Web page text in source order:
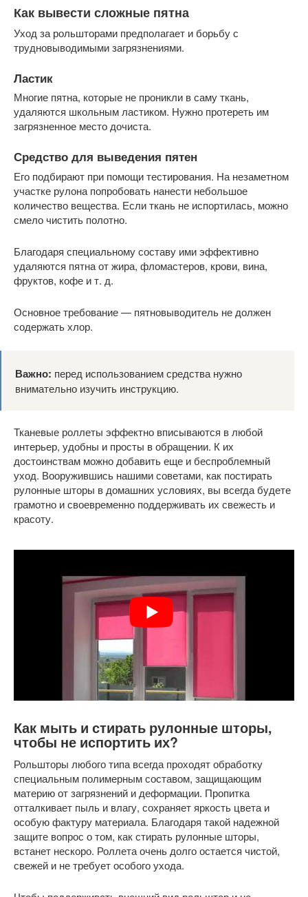
Как вывести сложные пятна
Уход за рольшторами предполагает и борьбу с
трудновыводимыми загрязнениями.
Ластик
Многие пятна, которые не проникли в саму ткань,
удаляются школьным ластиком. Нужно протереть им
загрязненное место дочиста.
Средство для выведения пятен
Его подбирают при помощи тестирования. На незаметном
участке рулона попробовать нанести небольшое
количество вещества. Если ткань не испортилась, можно
смело чистить полотно.
Благодаря специальному составу ими эффективно
удаляются пятна от жира, фломастеров, крови, вина,
фруктов, кофе и т. д.
Основное требование — пятновыводитель не должен
содержать хлор.
Важно: перед использованием средства нужно
внимательно изучить инструкцию.
Тканевые роллеты эффектно вписываются в любой
интерьер, удобны и просты в обращении. К их
достоинствам можно добавить еще и беспроблемный
уход. Вооружившись нашими советами, как постирать
рулонные шторы в домашних условиях, вы всегда будете
грамотно и своевременно поддерживать их свежесть и
красоту.
Как мыть и стирать рулонные шторы,
чтобы не испортить их?
Рольшторы любого типа всегда проходят обработку
специальным полимерным составом, защищающим
материю от загрязнений и деформации. Пропитка
отталкивает пыль и влагу, сохраняет яркость цвета и
особую фактуру материала. Благодаря такой надежной
защите вопрос о том, как стирать рулонные шторы,
встанет нескоро. Роллета очень долго остается чистой,
свежей и не требует особого ухода.